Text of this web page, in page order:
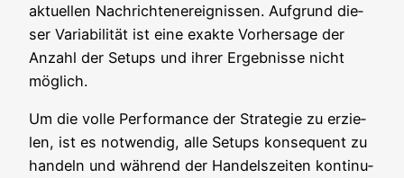
aktu­el­len Nach­rich­ten­er­eig­nis­sen. Auf­grund die­
ser Varia­bi­li­tät ist eine exak­te Vor­her­sa­ge der
Anzahl der Set­ups und ihrer Ergeb­nis­se nicht
möglich.
Um die vol­le Per­for­mance der Stra­te­gie zu erzie­
len, ist es not­wen­dig, alle Set­ups kon­se­quent zu
han­deln und wäh­rend der Han­dels­zei­ten kon­ti­nu­